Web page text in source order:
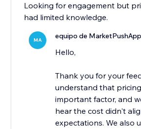
Looking for engagement but
had limited knowledge.
MA equipo de
Hello,
Thank you for your
understand that
important factor, and
hear the cost didn't
expectations. We also